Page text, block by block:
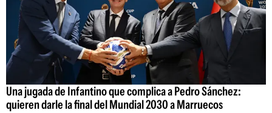
Una jugada de Infantino que complica a Pedro Sánchez:
quieren darle la final del Mundial 2030 a Marruecos